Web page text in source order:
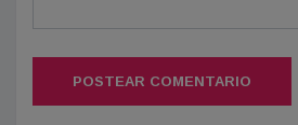
POSTEAR COMENTARIO